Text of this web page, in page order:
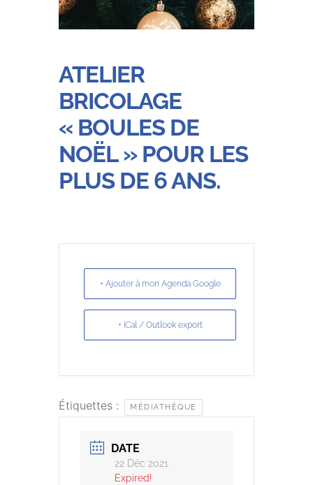
ATELIER
BRICOLAGE
« BOULES DE
NOËL » POUR LES
PLUS DE 6 ANS.
+ Ajouter à mon Agenda Google
+ iCal / Outlook export
Étiquettes : MÉDIATHÈQUE
DATE
22 Déc 2021
Expired!